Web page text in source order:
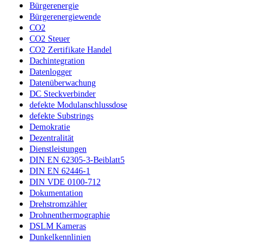
Bürgerenergie
Bürgerenergiewende
CO2
CO2 Steuer
CO2 Zertifikate Handel
Dachintegration
Datenlogger
Datenüberwachung
DC Steckverbinder
defekte Modulanschlussdose
defekte Substrings
Demokratie
Dezentralität
Dienstleistungen
DIN EN 62305-3-Beiblatt5
DIN EN 62446-1
DIN VDE 0100-712
Dokumentation
Drehstromzähler
Drohnenthermographie
DSLM Kameras
Dunkelkennlinien